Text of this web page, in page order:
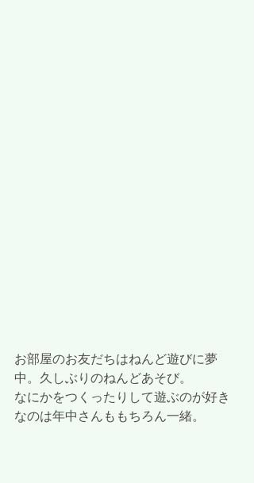
お部屋のお友だちはねんど遊びに夢
中。久しぶりのねんどあそび。
なにかをつくったりして遊ぶのが好き
なのは年中さんももちろん一緒。​​